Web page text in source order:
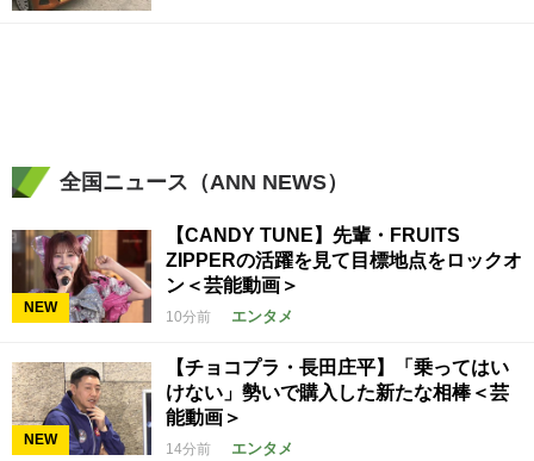
全国ニュース（ANN NEWS）
NEW
【CANDY TUNE】先輩・FRUITS
ZIPPERの活躍を見て目標地点をロックオ
ン＜芸能動画＞
10分前 エンタメ
NEW
【チョコプラ・長田庄平】「乗ってはい
けない」勢いで購入した新たな相棒＜芸
能動画＞
14分前 エンタメ